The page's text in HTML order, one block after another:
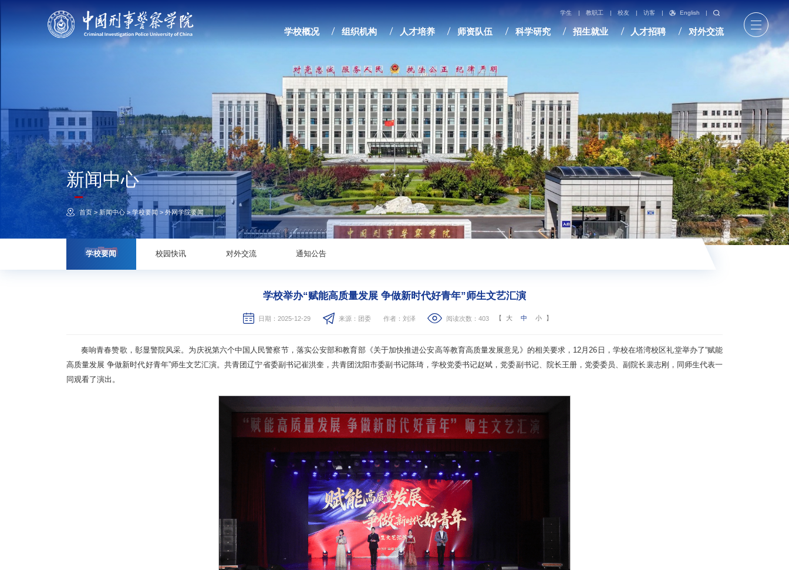
学生 教职工 校友 访客 English
学校概况 组织机构 人才培养 师资队伍 科学研究 招生就业 人才招聘 对外交流
新闻中心
首页>新闻中心>学校要闻 >外网学院要闻
学校要闻 校园快讯 对外交流 通知公告
学校举办“赋能高质量发展 争做新时代好青年”师生文艺汇演
日期：2025-12-29 来源：团委 作者：刘泽 阅读次数：403 【 大 中 小 】
奏响青春赞歌，彰显警院风采。为庆祝第六个中国人民警察节，落实公安部和教育部《关于加快推进公安高等教育高质量发展意见》的相关要求，12月26日，学校在塔湾校区礼堂举办了“赋能
高质量发展 争做新时代好青年”师生文艺汇演。共青团辽宁省委副书记崔洪奎，共青团沈阳市委副书记陈琦，学校党委书记赵斌，党委副书记、院长王册，党委委员、副院长裴志刚，同师生代表一
同观看了演出。